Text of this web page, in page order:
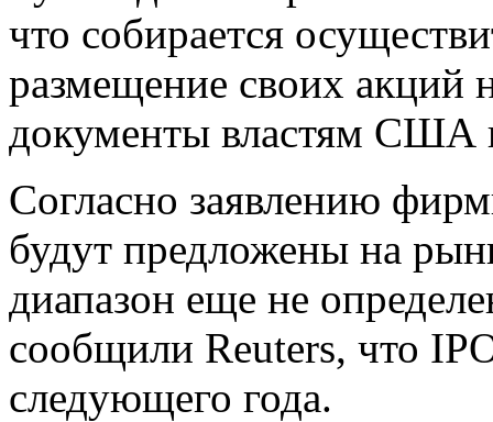
что собирается
размещение своих акций
документы властям США
Согласно заявлению
будут предложены на
диапазон еще не
сообщили Reuters, что
следующего года.